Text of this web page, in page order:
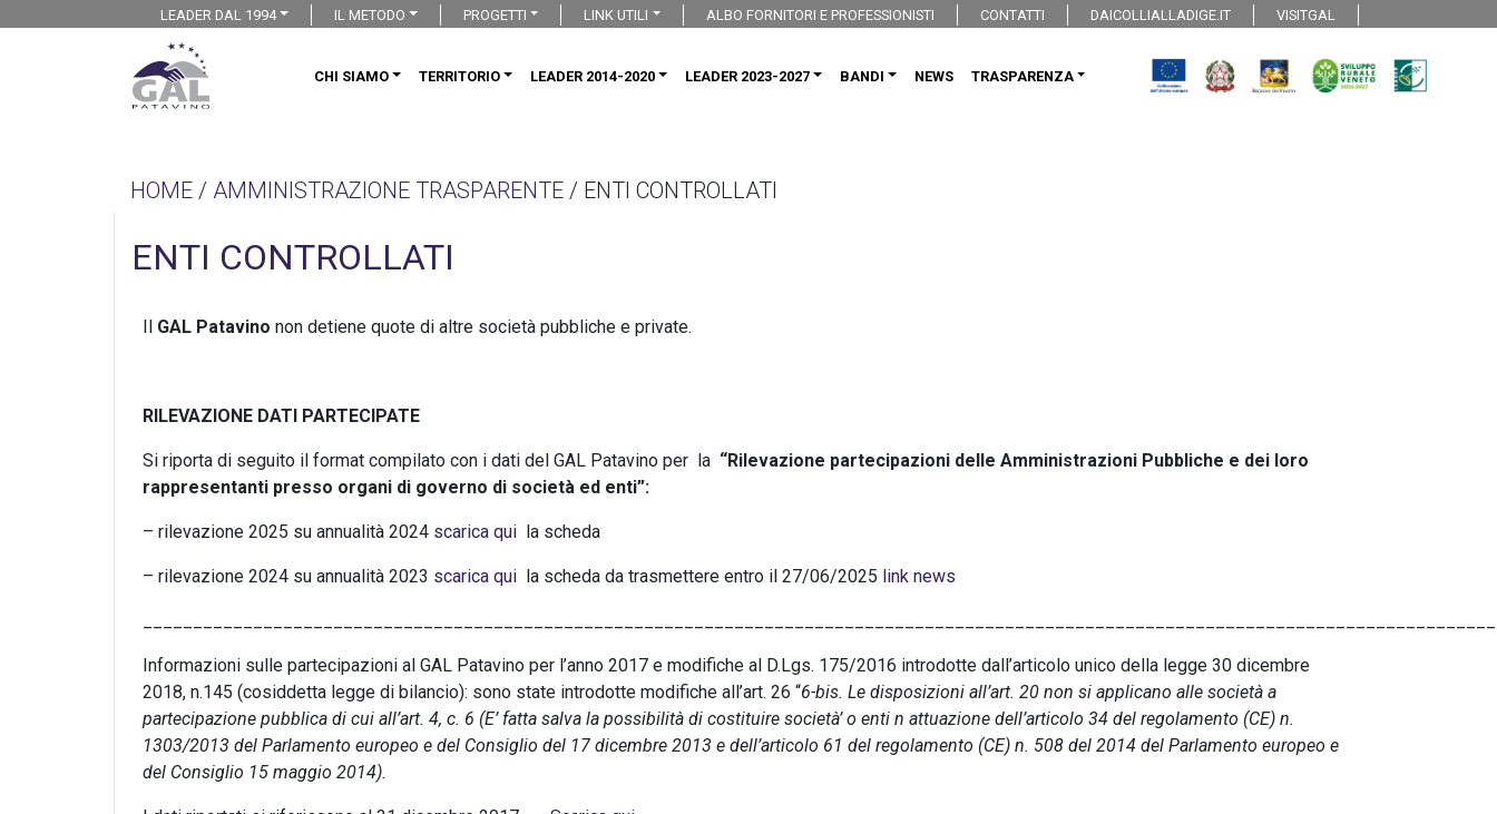
LEADER DAL 1994 IL METODO PROGETTI LINK UTILI ALBO FORNITORI E PROFESSIONISTI CONTATTI DAICOLLIALLADIGE.IT VISITGAL
CHI SIAMO TERRITORIO LEADER 2014-2020 LEADER 2023-2027 BANDI NEWS TRASPARENZA
HOME / AMMINISTRAZIONE TRASPARENTE / ENTI CONTROLLATI
ENTI CONTROLLATI
Il GAL Patavino non detiene quote di altre società pubbliche e private.
RILEVAZIONE DATI PARTECIPATE
Si riporta di seguito il format compilato con i dati del GAL Patavino per la “Rilevazione partecipazioni delle Amministrazioni Pubbliche e dei loro
rappresentanti presso organi di governo di società ed enti”:
– rilevazione 2025 su annualità 2024 scarica qui la scheda
– rilevazione 2024 su annualità 2023 scarica qui la scheda da trasmettere entro il 27/06/2025 link news
Informazioni sulle partecipazioni al GAL Patavino per l’anno 2017 e modifiche al D.Lgs. 175/2016 introdotte dall’articolo unico della legge 30 dicembre
2018, n.145 (cosiddetta legge di bilancio): sono state introdotte modifiche all’art. 26 “6-bis. Le disposizioni all’art. 20 non si applicano alle società a
partecipazione pubblica di cui all’art. 4, c. 6 (E’ fatta salva la possibilità di costituire società’ o enti n attuazione dell’articolo 34 del regolamento (CE) n.
1303/2013 del Parlamento europeo e del Consiglio del 17 dicembre 2013 e dell’articolo 61 del regolamento (CE) n. 508 del 2014 del Parlamento europeo e
del Consiglio 15 maggio 2014).